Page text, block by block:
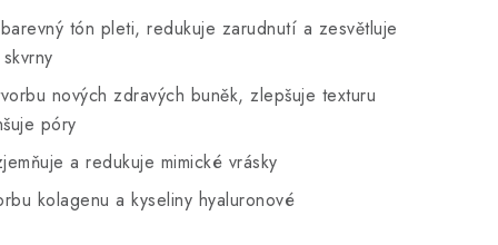
tón pleti, redukuje zarudnutí a zesvětluje
nových zdravých buněk, zlepšuje texturu
póry
a redukuje mimické vrásky
kolagenu a kyseliny hyaluronové